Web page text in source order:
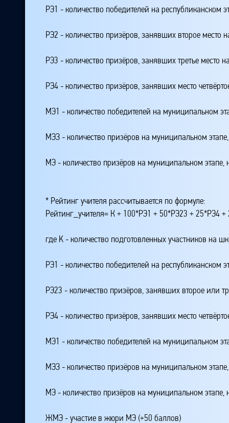
РЭ1 - количество победителей на республиканском
РЭ2 - количество призёров, занявших второе место
РЭ3 - количество призёров, занявших третье место
РЭ4 - количество призёров, занявших место
МЭ1 - количество победителей на муниципальном
МЭЗ - количество призёров на муниципальном
МЭ - количество призёров на муниципальном
* Рейтинг учителя рассчитывается по формуле:
Рейтинг_учителя= К + 100*РЭ1 + 50*РЭ23 +
где K - количество подготовленных участников на
РЭ1 - количество победителей на республиканском
РЭ23 - количество призёров, занявших второе или
РЭ4 - количество призёров, занявших место
МЭ1 - количество победителей на муниципальном
МЭЗ - количество призёров на муниципальном
МЭ - количество призёров на муниципальном
ЖМЭ - участие в жюри МЭ (+50 баллов)